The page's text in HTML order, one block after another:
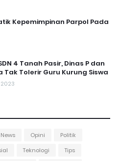
Kepemimpinan Parpol Pada
4 Tanah Pasir, Dinas P dan
Tak Tolerir Guru Kurung Siswa
2023
News Opini
Politik
Teknologi
Tips